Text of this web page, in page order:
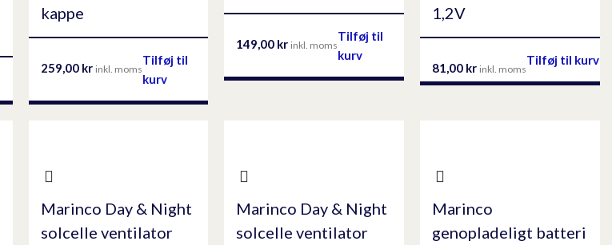
kappe
259,00 kr inkl. moms
Tilføj til
kurv
149,00 kr inkl. moms
Tilføj til
kurv
1,2V
81,00 kr inkl. moms
Tilføj til kurv
Marinco Day & Night
solcelle ventilator
Marinco Day & Night
solcelle ventilator
Marinco
genopladeligt batteri